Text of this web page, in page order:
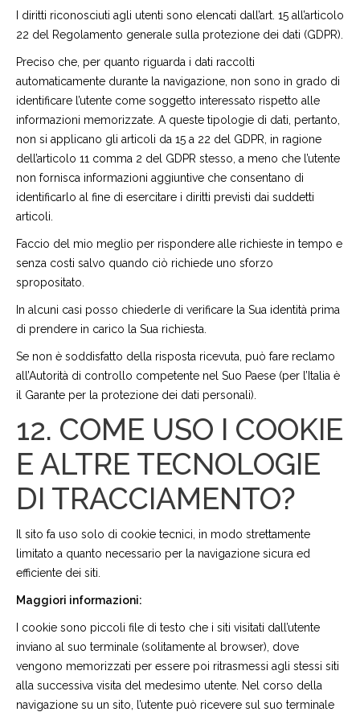
I diritti riconosciuti agli utenti sono elencati dall’art. 15 all’articolo
22 del Regolamento generale sulla protezione dei dati (GDPR).
Preciso che, per quanto riguarda i dati raccolti
automaticamente durante la navigazione, non sono in grado di
identificare l’utente come soggetto interessato rispetto alle
informazioni memorizzate. A queste tipologie di dati, pertanto,
non si applicano gli articoli da 15 a 22 del GDPR, in ragione
dell’articolo 11 comma 2 del GDPR stesso, a meno che l’utente
non fornisca informazioni aggiuntive che consentano di
identificarlo al fine di esercitare i diritti previsti dai suddetti
articoli.
Faccio del mio meglio per rispondere alle richieste in tempo e
senza costi salvo quando ciò richiede uno sforzo
spropositato.
In alcuni casi posso chiederle di verificare la Sua identità prima
di prendere in carico la Sua richiesta.
Se non è soddisfatto della risposta ricevuta, può fare reclamo
all’Autorità di controllo competente nel Suo Paese (per l’Italia è
il Garante per la protezione dei dati personali).
12. COME USO I COOKIE
E ALTRE TECNOLOGIE
DI TRACCIAMENTO?
Il sito fa uso solo di cookie tecnici, in modo strettamente
limitato a quanto necessario per la navigazione sicura ed
efficiente dei siti.
Maggiori informazioni:
I cookie sono piccoli file di testo che i siti visitati dall’utente
inviano al suo terminale (solitamente al browser), dove
vengono memorizzati per essere poi ritrasmessi agli stessi siti
alla successiva visita del medesimo utente. Nel corso della
navigazione su un sito, l’utente può ricevere sul suo terminale